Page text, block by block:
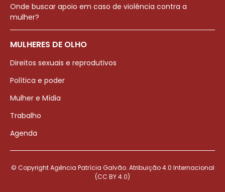
Onde buscar apoio em caso de violência contra a
mulher?
MULHERES DE OLHO
Direitos sexuais e reprodutivos
Política e poder
Mulher e Mídia
Trabalho
Agenda
© Copyright Agência Patrícia Galvão. Atribuição 4.0 Internacional
(CC BY 4.0)